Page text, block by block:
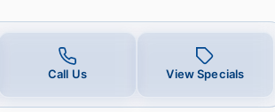
Call Us View Specials